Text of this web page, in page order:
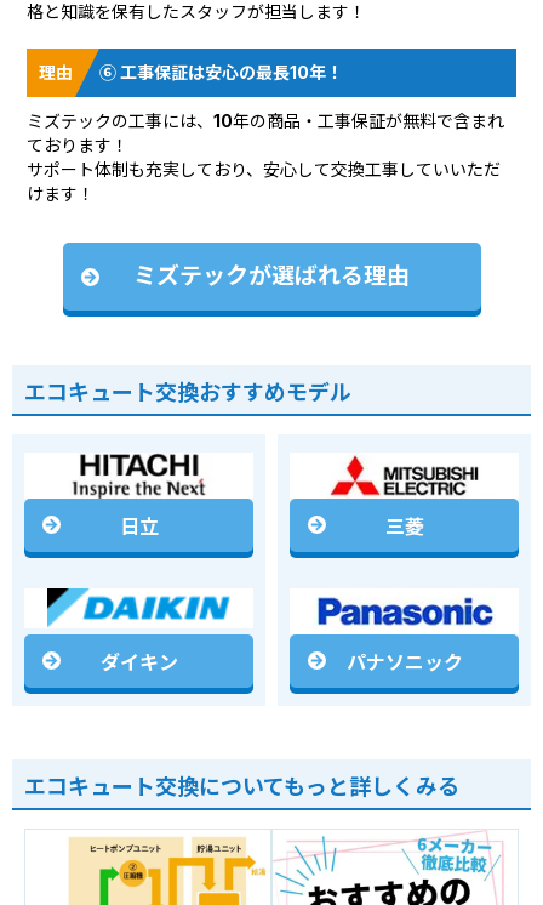
格と知識を保有したスタッフが担当します！
⑥ 工事保証は安心の最長10年！
ミズテックの工事には、10年の商品・工事保証が無料で含まれ
ております！
サポート体制も充実しており、安心して交換工事していいただ
けます！
ミズテックが選ばれる理由
エコキュート交換おすすめモデル
日立 三菱
ダイキン パナソニック
エコキュート交換についてもっと詳しくみる